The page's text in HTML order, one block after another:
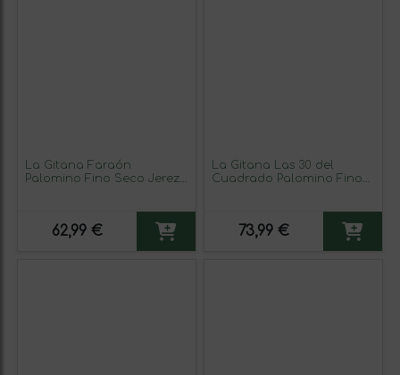
La Gitana Faraón
Palomino Fino Seco Jerez-
62,99 €
La Gitana Las 30 del
Cuadrado Palomino Fino
73,99 €